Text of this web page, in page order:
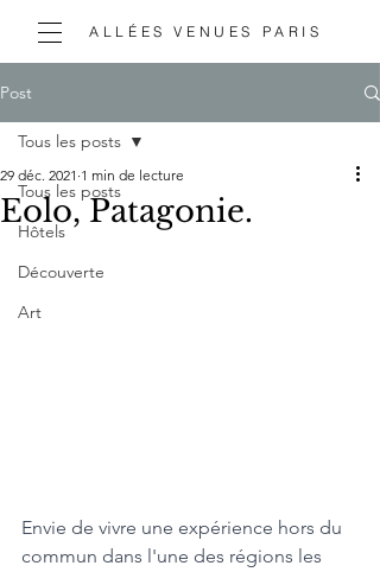
ALLÉES VENUES PARIS
Post
Tous les posts
Hôtels
Découverte
Art
Tous les posts
Eolo, Patagonie.
29 déc. 2021 1 min de lecture
Envie de vivre une expérience hors du
commun dans l'une des régions les